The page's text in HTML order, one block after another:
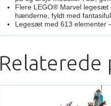
Flere LEGO® Marvel legesæt
hænderne, fyldt med
Legesæt med 613 elementer